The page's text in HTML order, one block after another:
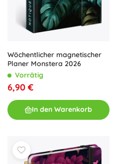
Wöchentlicher magnetischer
Planer Monstera 2026
Vorrätig
6,90 €
In den Warenkorb